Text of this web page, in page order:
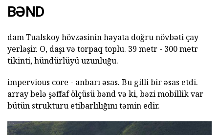
BƏND
dam Tualskoy hövzəsinin həyata doğru növbəti çay
yerləşir. O, daşı və torpaq toplu. 39 metr - 300 metr
tikinti, hündürlüyü uzunluğu.
impervious core - anbarı əsas. Bu gilli bir əsas etdi.
array belə şəffaf ölçüsü bənd və ki, bəzi mobillik var
bütün strukturu etibarlılığını təmin edir.